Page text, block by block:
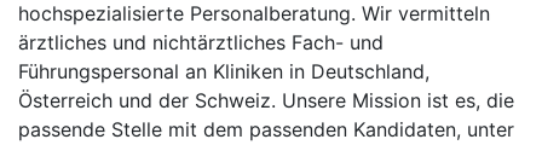
hochspezialisierte Personalberatung. Wir vermitteln
ärztliches und nichtärztliches Fach- und
Führungspersonal an Kliniken in Deutschland,
Österreich und der Schweiz. Unsere Mission ist es, die
passende Stelle mit dem passenden Kandidaten, unter